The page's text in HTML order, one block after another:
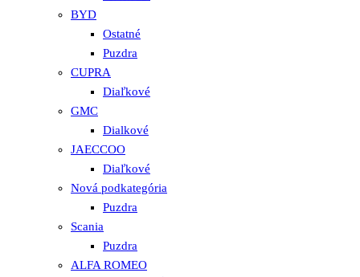
BYD
Ostatné
Puzdra
CUPRA
Diaľkové
GMC
Dialkové
JAECCOO
Diaľkové
Nová podkategória
Puzdra
Scania
Puzdra
ALFA ROMEO